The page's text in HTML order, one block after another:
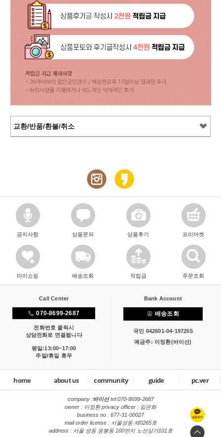
교환/반품/환불/취소
공지사항 상품문의 상품후기 프리마켓
마이쇼핑 배송조회 적립금 주문조회
Call Center
070-8699-2687
전화번호 클릭시
상담전화로 연결됩니다
평일:13:00~17:00
주말/휴일 휴무
Bank Account
배송조회
국민 042601-04-197255
예금주: 이정환(바이선)
home about us community guide pc.ver
company :바이선tel:070-8699-2687
owner : 이정환 privacy officer : 임은화
business no : 677-31-00027
mail order license : 서울성동 제0265호
address : 서울 성동 응봉동 100번지 노선상가101호